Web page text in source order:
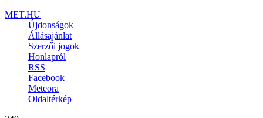
MET.HU
Újdonságok
Állásajánlat
Szerzői jogok
Honlapról
RSS
Facebook
Meteora
Oldaltérkép